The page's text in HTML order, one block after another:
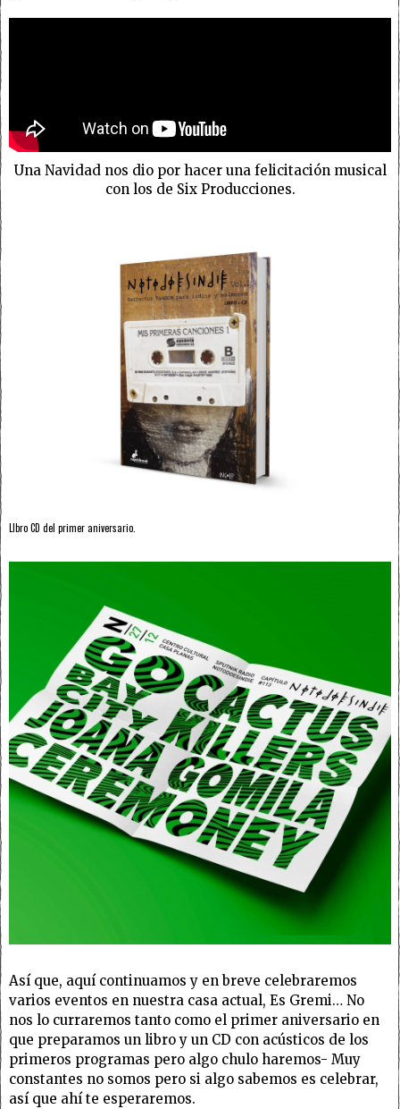
Una Navidad nos dio por hacer una felicitación musical
con los de Six Producciones.
LIbro CD del primer aniversario.
Así que, aquí continuamos y en breve celebraremos
varios eventos en nuestra casa actual, Es Gremi… No
nos lo curraremos tanto como el primer aniversario en
que preparamos un libro y un CD con acústicos de los
primeros programas pero algo chulo haremos- Muy
constantes no somos pero si algo sabemos es celebrar,
así que ahí te esperaremos.